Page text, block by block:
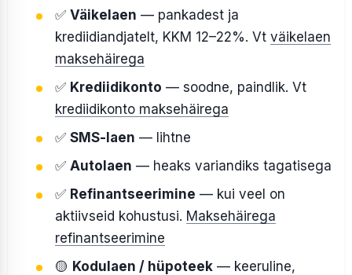
✅ Väikelaen — pankadest ja
krediidiandjatelt, KKM 12–22%. Vt väikelaen
maksehäirega
✅ Krediidikonto — soodne, paindlik. Vt
krediidikonto maksehäirega
✅ SMS-laen — lihtne
✅ Autolaen — heaks variandiks tagatisega
✅ Refinantseerimine — kui veel on
aktiivseid kohustusi. Maksehäirega
refinantseerimine
🟡 Kodulaen / hüpoteek— keeruline,